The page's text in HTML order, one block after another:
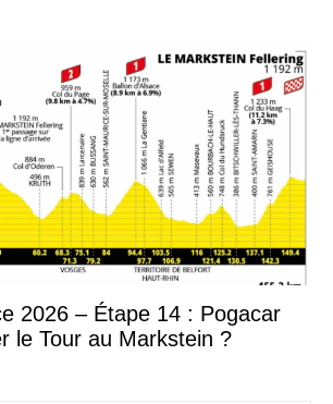
2026 – Étape 14 : Pogacar
le Tour au Markstein ?